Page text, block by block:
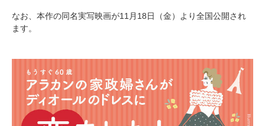
なお、本作の同名実写映画が11月18日（金）より全国公開され
ます。